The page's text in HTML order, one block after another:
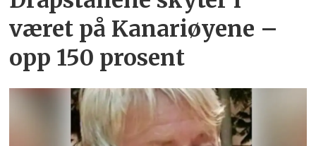
været på Kanariøyene –
opp 150 prosent